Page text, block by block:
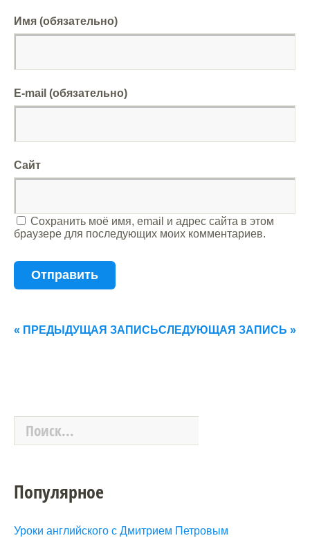
Имя (обязательно)
E-mail (обязательно)
Сайт
Сохранить моё имя, email и адрес сайта в этом
браузере для последующих моих комментариев.
СЛЕДУЮЩАЯ ЗАПИСЬ »
« ПРЕДЫДУЩАЯ ЗАПИСЬ
Популярное
Уроки английского с Дмитрием Петровым